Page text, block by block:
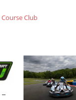
Course Club
–